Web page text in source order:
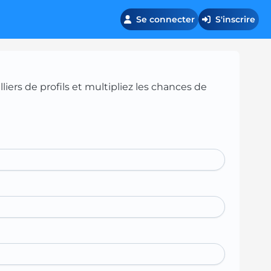
Se connecter S'inscrire
de profils et multipliez les chances de